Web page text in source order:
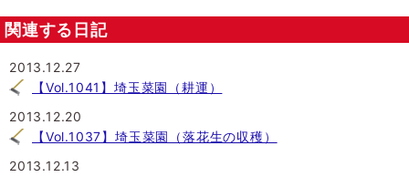
関連する日記
2013.12.27
【Vol.1041】埼玉菜園（耕運）
2013.12.20
【Vol.1037】埼玉菜園（落花生の収穫）
2013.12.13